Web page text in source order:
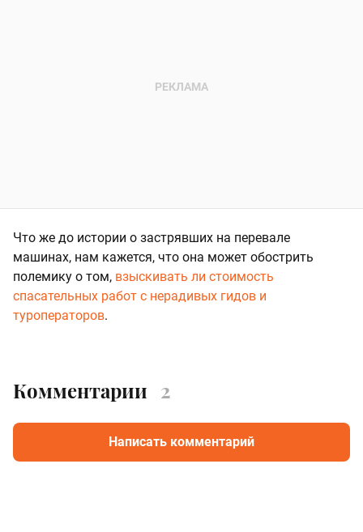
Что же до истории о застрявших на перевале
машинах, нам кажется, что она может обострить
полемику о том, взыскивать ли стоимость
спасательных работ с нерадивых гидов и
туроператоров.
Комментарии 2
Написать комментарий